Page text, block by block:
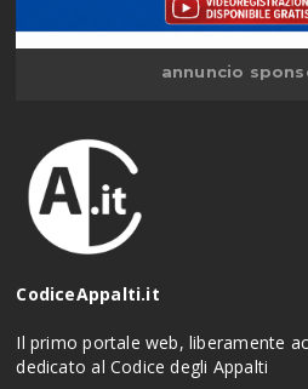
annuncio
CodiceAppalti.it
Il primo portale web, liberamente
dedicato al Codice degli Appalti